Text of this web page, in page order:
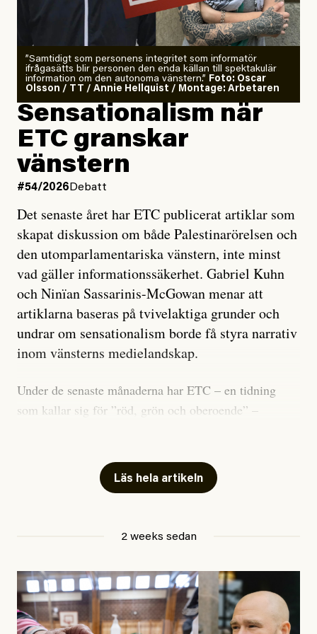
”Samtidigt som personens integritet som informatör
ifrågasätts blir personen den enda källan till spektakulär
information om den autonoma vänstern.” Foto: Oscar
Olsson / TT / Annie Hellquist / Montage: Arbetaren
Sensationalism när
ETC granskar
vänstern
#54/2026Debatt
Det senaste året har ETC publicerat artiklar som
skapat diskussion om både Palestinarörelsen och
den utomparlamentariska vänstern, inte minst
vad gäller informationssäkerhet. Gabriel Kuhn
och Ninïan Sassarinis-McGowan menar att
artiklarna baseras på tvivelaktiga grunder och
undrar om sensationalism borde få styra narrativ
inom vänsterns medielandskap.
Under de senaste månaderna har ETC – en tidning
som kallar sig för ”röd, grön och oberoende” –
skriver för? Vad betyder det att vara en ”röd, grön och
oberoende” tidning? Och vad är egentligen bra
Den första artikeln publicerades den 10 mars 2026.
utpekas som israelisk infiltratör”. Enligt ingressen
handlar artikeln om en person vars ”bakgrund skapar
splittring och oro i rörelsen”. Problemet är att artikeln
Läs hela artikeln
2 weeks sedan